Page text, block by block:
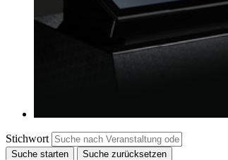
Stichwort
Suche starten Suche zurücksetzen